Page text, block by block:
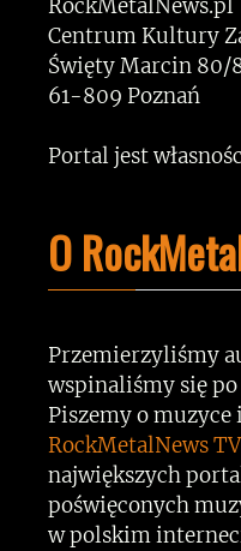
RockMetalNews.pl
Centrum Kultury
Święty Marcin 80/
61-809 Poznań
Portal jest
O
Przemierzyliśmy
wspinaliśmy się po
Piszemy o muzyce
RockMetalNews TV
największych
poświęconych
w polskim